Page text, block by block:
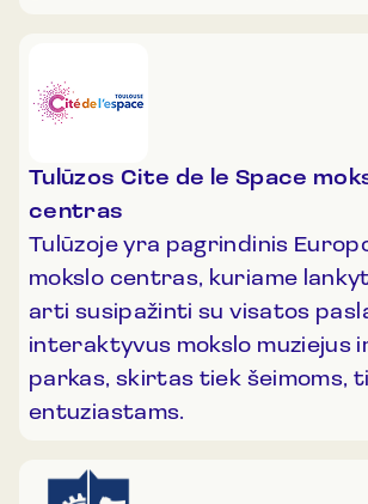
Tulūzos Cite de le Space
centras
Tulūzoje yra pagrindinis
mokslo centras, kuriame
arti susipažinti su visatos
interaktyvus mokslo muziejus
parkas, skirtas tiek šeimoms,
entuziastams.